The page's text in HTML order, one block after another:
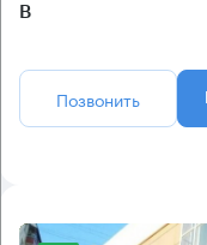
B
Позвонить